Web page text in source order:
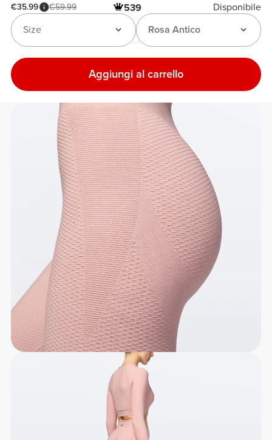
€35.99 €59.99 539
Disponibile
Rosa Antico
Size
Aggiungi al carrello